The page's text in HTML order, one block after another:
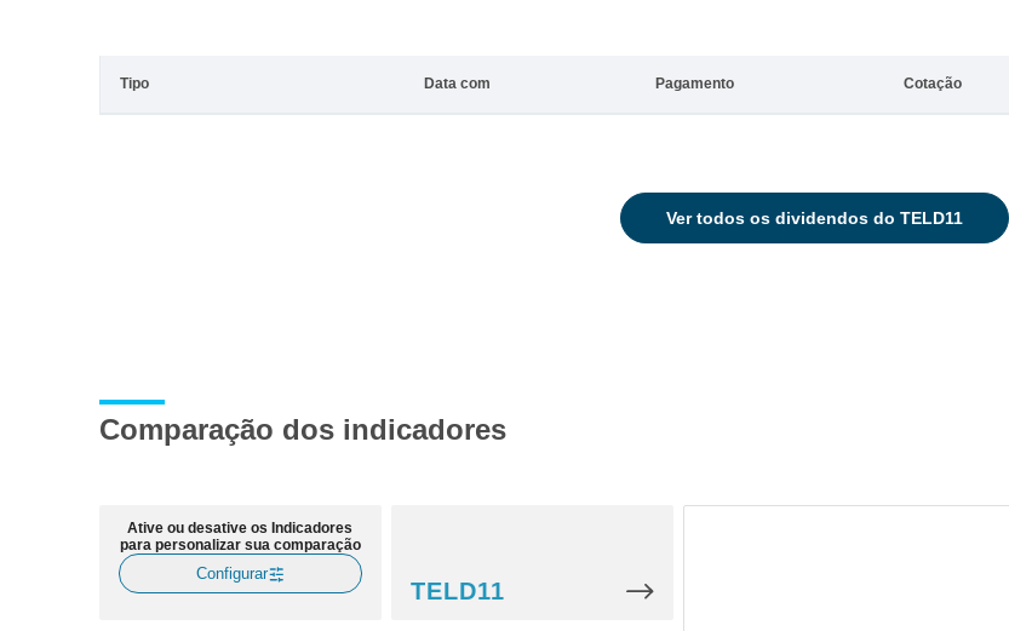
Tipo Data com Pagamento Cotação
Vertodos os dividendos do TELD11
Comparação dos indicadores
Ative ou desative os Indicadores
para personalizar sua comparação
Configurar
TELD11